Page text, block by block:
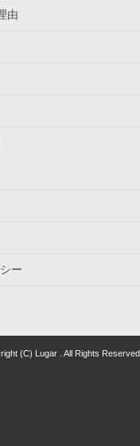
由
ー
(C) Lugar . All Rights Reserved.